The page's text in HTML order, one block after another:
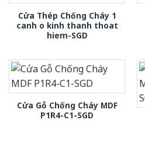
Cửa Thép Chống Cháy 1
canh o kinh thanh thoat
hiem-SGD
Cửa Gỗ Chống Cháy MDF
P1R4-C1-SGD